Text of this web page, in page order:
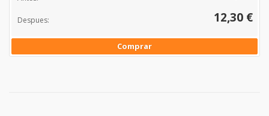
Despues: 12,30 €
Comprar